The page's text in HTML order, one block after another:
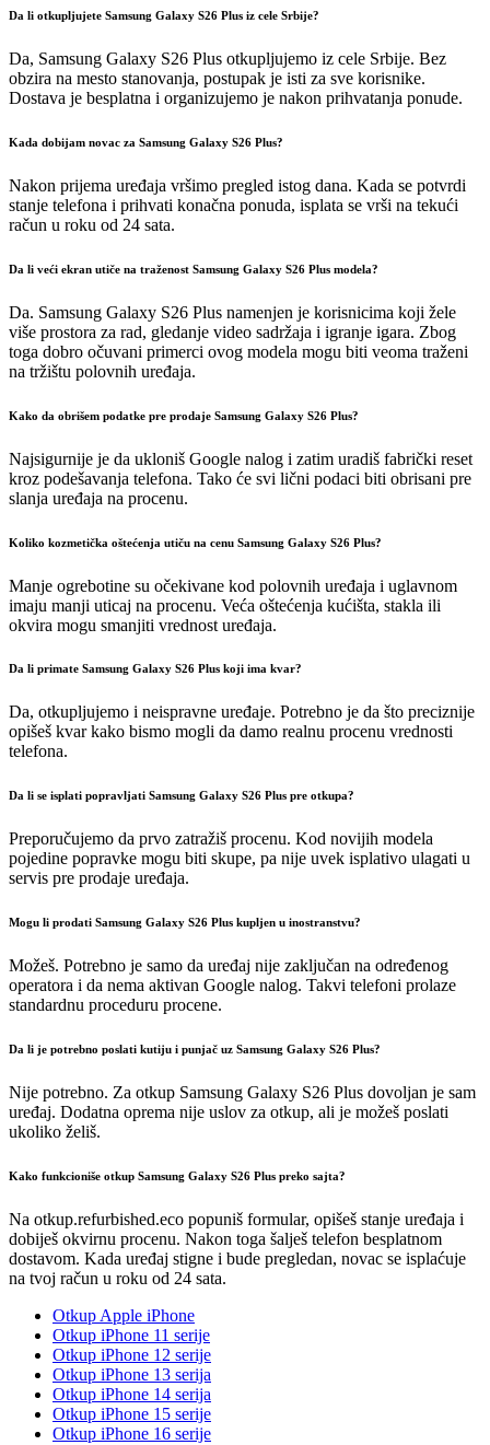
Da li otkupljujete Samsung Galaxy S26 Plus iz cele Srbije?
Da, Samsung Galaxy S26 Plus otkupljujemo iz cele Srbije. Bez
obzira na mesto stanovanja, postupak je isti za sve korisnike.
Dostava je besplatna i organizujemo je nakon prihvatanja ponude.
Kada dobijam novac za Samsung Galaxy S26 Plus?
Nakon prijema uređaja vršimo pregled istog dana. Kada se potvrdi
stanje telefona i prihvati konačna ponuda, isplata se vrši na tekući
račun u roku od 24 sata.
Da li veći ekran utiče na traženost Samsung Galaxy S26 Plus modela?
Da. Samsung Galaxy S26 Plus namenjen je korisnicima koji žele
više prostora za rad, gledanje video sadržaja i igranje igara. Zbog
toga dobro očuvani primerci ovog modela mogu biti veoma traženi
na tržištu polovnih uređaja.
Kako da obrišem podatke pre prodaje Samsung Galaxy S26 Plus?
Najsigurnije je da ukloniš Google nalog i zatim uradiš fabrički reset
kroz podešavanja telefona. Tako će svi lični podaci biti obrisani pre
slanja uređaja na procenu.
Koliko kozmetička oštećenja utiču na cenu Samsung Galaxy S26 Plus?
Manje ogrebotine su očekivane kod polovnih uređaja i uglavnom
imaju manji uticaj na procenu. Veća oštećenja kućišta, stakla ili
okvira mogu smanjiti vrednost uređaja.
Da li primate Samsung Galaxy S26 Plus koji ima kvar?
Da, otkupljujemo i neispravne uređaje. Potrebno je da što preciznije
opišeš kvar kako bismo mogli da damo realnu procenu vrednosti
telefona.
Da li se isplati popravljati Samsung Galaxy S26 Plus pre otkupa?
Preporučujemo da prvo zatražiš procenu. Kod novijih modela
pojedine popravke mogu biti skupe, pa nije uvek isplativo ulagati u
servis pre prodaje uređaja.
Mogu li prodati Samsung Galaxy S26 Plus kupljen u inostranstvu?
Možeš. Potrebno je samo da uređaj nije zaključan na određenog
operatora i da nema aktivan Google nalog. Takvi telefoni prolaze
standardnu proceduru procene.
Da li je potrebno poslati kutiju i punjač uz Samsung Galaxy S26 Plus?
Nije potrebno. Za otkup Samsung Galaxy S26 Plus dovoljan je sam
uređaj. Dodatna oprema nije uslov za otkup, ali je možeš poslati
ukoliko želiš.
Kako funkcioniše otkup Samsung Galaxy S26 Plus preko sajta?
Na otkup.refurbished.eco popuniš formular, opišeš stanje uređaja i
dobiješ okvirnu procenu. Nakon toga šalješ telefon besplatnom
dostavom. Kada uređaj stigne i bude pregledan, novac se isplaćuje
na tvoj račun u roku od 24 sata.
Otkup Apple iPhone
Otkup iPhone 11 serije
Otkup iPhone 12 serije
Otkup iPhone 13 serija
Otkup iPhone 14 serija
Otkup iPhone 15 serije
Otkup iPhone 16 serije